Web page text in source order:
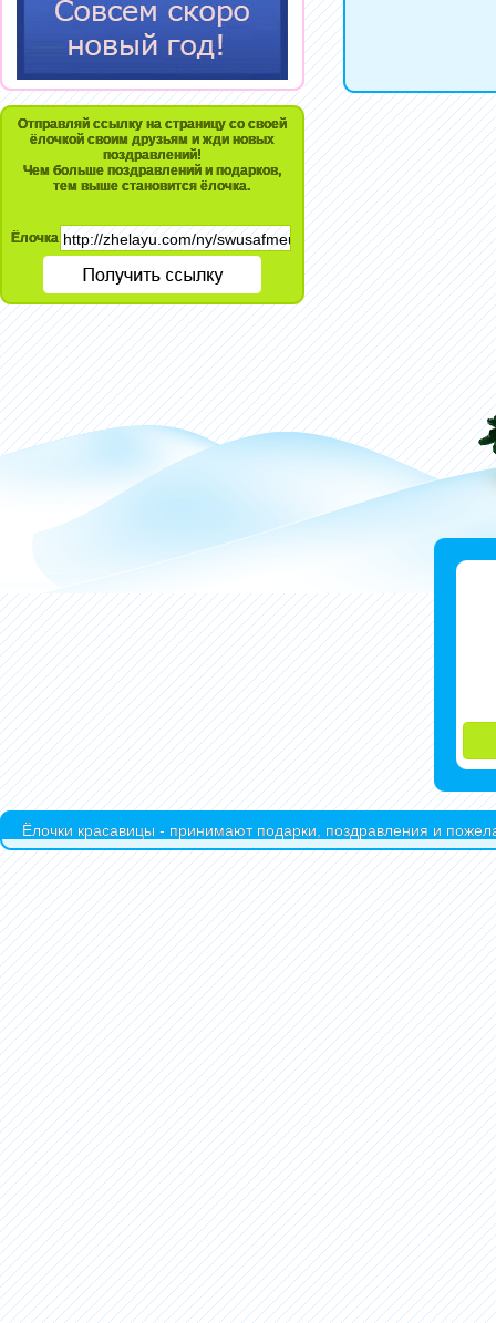
Отправляй ссылку на страницу со своей
ёлочкой своим друзьям и жди новых
поздравлений!
Чем больше поздравлений и подарков,
тем выше становится ёлочка.
Ёлочка
Ёлочки красавицы - принимают подарки, поздравления и